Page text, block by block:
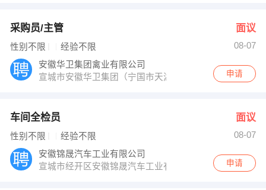
采购员/主管 面议
性别不限 经验不限
08-07
安徽华卫集团禽业有限公司
宣城市安徽华卫集团（宁国市天湖镇纪律检查委员会西北
申请
车间全检员 面议
性别不限 经验不限
08-07
安徽锦晟汽车工业有限公司
宣城市经开区安徽锦晟汽车工业有限公司（安徽省/宣城
申请